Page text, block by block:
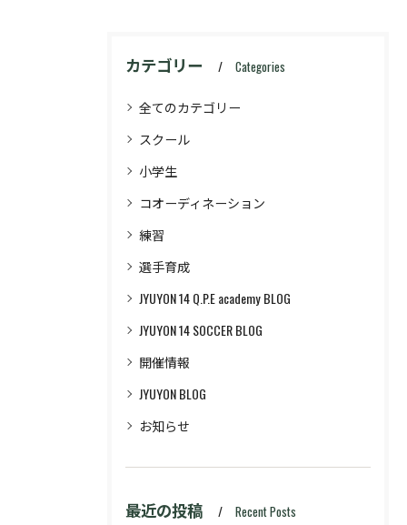
カテゴリー Categories
全てのカテゴリー
スクール
小学生
コオーディネーション
練習
選手育成
JYUYON 14 Q.P.E academy BLOG
JYUYON 14 SOCCER BLOG
開催情報
JYUYON BLOG
お知らせ
最近の投稿 Recent Posts